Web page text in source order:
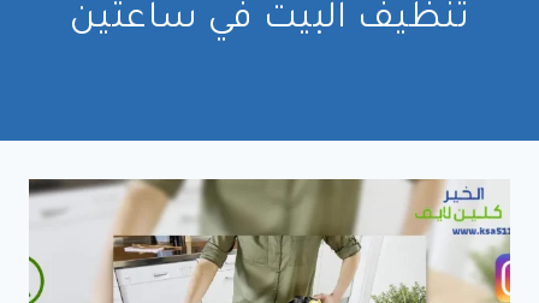
تنظيف البيت في ساعتين